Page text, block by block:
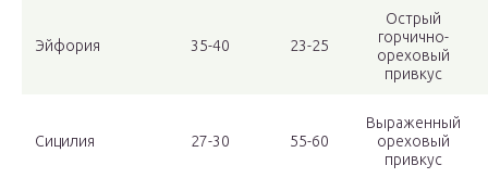
Эйфория 35-40 23-25
Острый
горчично-
ореховый
привкус
Сицилия 27-30 55-60
Выраженный
ореховый
привкус